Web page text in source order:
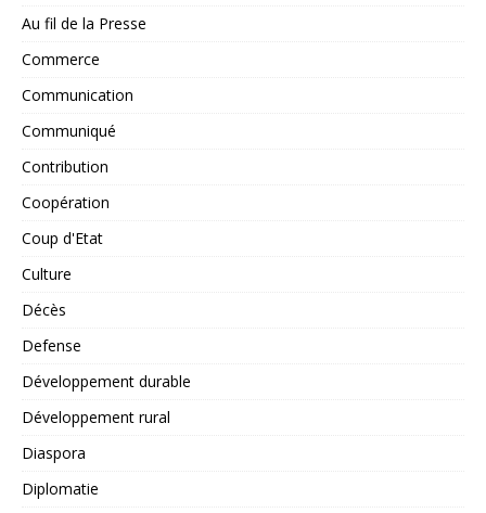
Au fil de la Presse
Commerce
Communication
Communiqué
Contribution
Coopération
Coup d'Etat
Culture
Décès
Defense
Développement durable
Développement rural
Diaspora
Diplomatie